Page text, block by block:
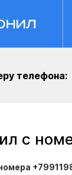
телефона:
с